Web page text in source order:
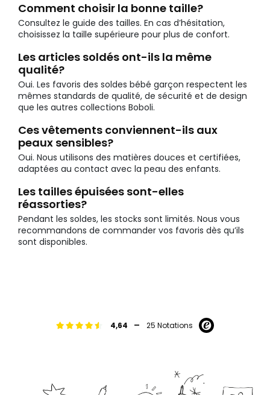
Comment choisir la bonne taille?
Consultez le guide des tailles. En cas d’hésitation,
choisissez la taille supérieure pour plus de confort.
Les articles soldés ont-ils la même
qualité?
Oui. Les favoris des soldes bébé garçon respectent les
mêmes standards de qualité, de sécurité et de design
que les autres collections Boboli.
Ces vêtements conviennent-ils aux
peaux sensibles?
Oui. Nous utilisons des matières douces et certifiées,
adaptées au contact avec la peau des enfants.
Les tailles épuisées sont-elles
réassorties?
Pendant les soldes, les stocks sont limités. Nous vous
recommandons de commander vos favoris dès qu’ils
sont disponibles.
4,64 - 25 Notations